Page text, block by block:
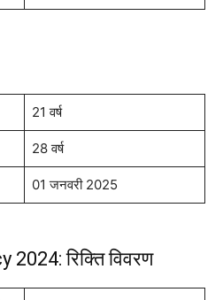
21 वर्ष
28 वर्ष
01 जनवरी 2025
रिक्ति विवरण